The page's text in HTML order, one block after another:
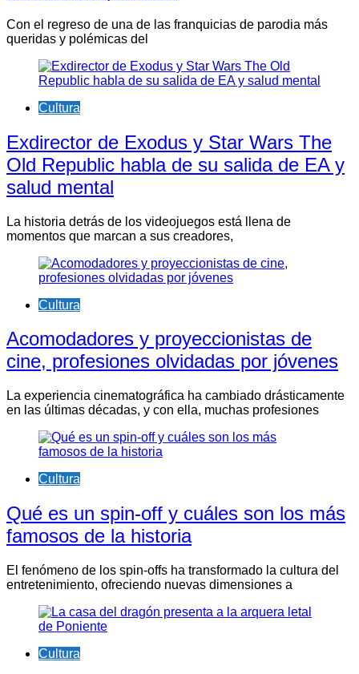
Con el regreso de una de las franquicias de parodia más
queridas y polémicas del
Cultura
Exdirector de Exodus y Star Wars The
Old Republic habla de su salida de EA y
salud mental
La historia detrás de los videojuegos está llena de
momentos que marcan a sus creadores,
Cultura
Acomodadores y proyeccionistas de
cine, profesiones olvidadas por jóvenes
La experiencia cinematográfica ha cambiado drásticamente
en las últimas décadas, y con ella, muchas profesiones
Cultura
Qué es un spin-off y cuáles son los más
famosos de la historia
El fenómeno de los spin-offs ha transformado la cultura del
entretenimiento, ofreciendo nuevas dimensiones a
Cultura